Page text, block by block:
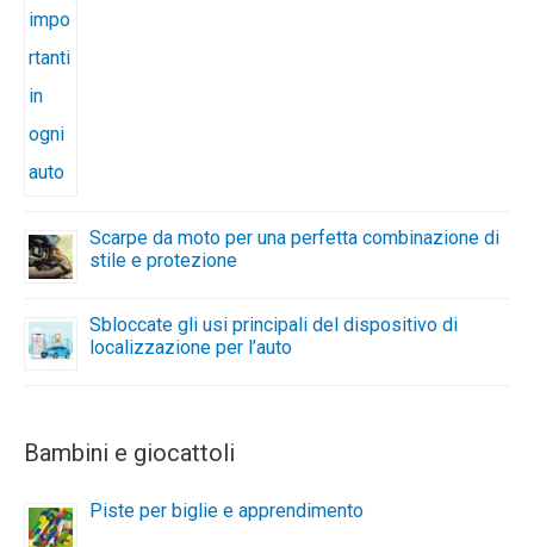
Scarpe da moto per una perfetta combinazione di
stile e protezione
Sbloccate gli usi principali del dispositivo di
localizzazione per l’auto
Bambini e giocattoli
Piste per biglie e apprendimento